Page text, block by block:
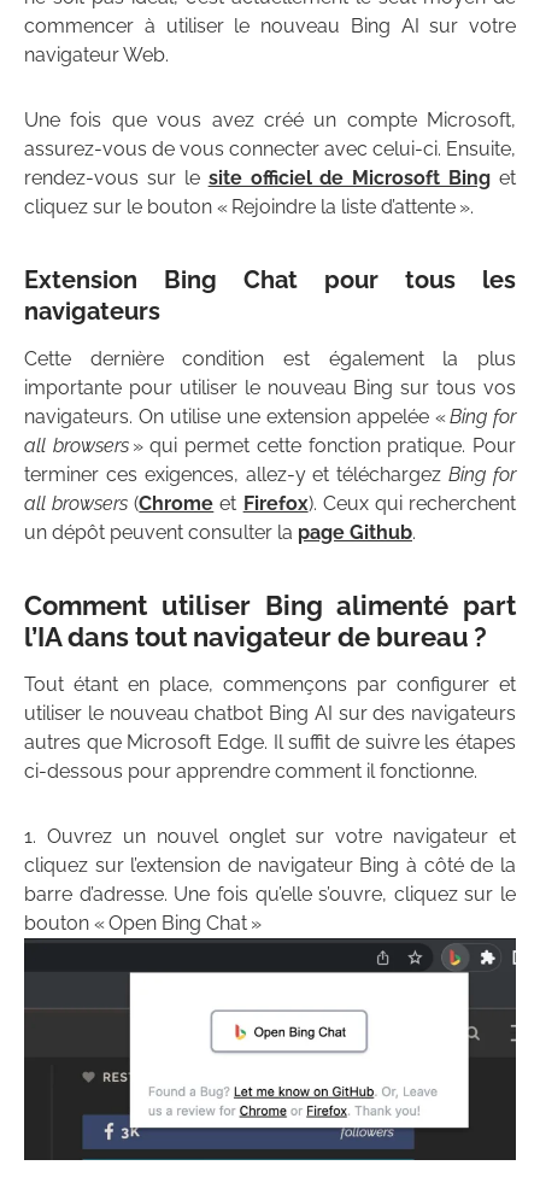
commencer à utiliser le nouveau Bing AI sur votre
navigateur Web.
Une fois que vous avez créé un compte Microsoft,
assurez-vous de vous connecter avec celui-ci. Ensuite,
rendez-vous sur le site officiel de Microsoft Bing et
cliquez sur le bouton « Rejoindre la liste d’attente ».
Extension Bing Chat pour tous les
navigateurs
Cette dernière condition est également la plus
importante pour utiliser le nouveau Bing sur tous vos
navigateurs. On utilise une extension appelée «Bing for
all browsers» qui permet cette fonction pratique. Pour
terminer ces exigences, allez-y et téléchargezBing for
all browsers (Chrome et Firefox). Ceux qui recherchent
un dépôt peuvent consulter la page Github.
Comment utiliser Bing alimenté part
l’IA dans tout navigateur de bureau ?
Tout étant en place, commençons par configurer et
utiliser le nouveau chatbot Bing AI sur des navigateurs
autres que Microsoft Edge. Il suffit de suivre les étapes
ci-dessous pour apprendre comment il fonctionne.
Ouvrez un nouvel onglet sur votre navigateur et
cliquez sur l’extension de navigateur Bing à côté de la
barre d’adresse. Une fois qu’elle s’ouvre, cliquez sur le
bouton « Open Bing Chat »